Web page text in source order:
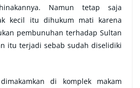
Namun tetap saja
kecil itu dihukum mati karena
pembunuhan terhadap Sultan
itu terjadi sebab sudah diselidiki
di komplek makam